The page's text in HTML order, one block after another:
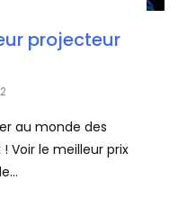
projecteur
au monde des
Voir le meilleur prix